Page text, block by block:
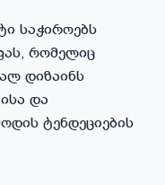
საჭიროებს
რომელიც
დიზაინს
და
ტენდეციების